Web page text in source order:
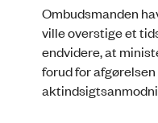
Ombudsmanden
ville overstige et
endvidere, at
forud for